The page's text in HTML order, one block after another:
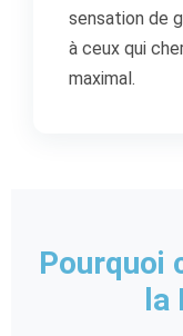
sensation de
à ceux qui
maximal.
Pourquoi
la